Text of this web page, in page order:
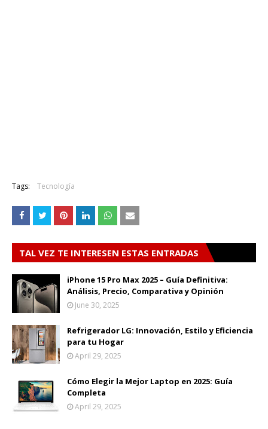
Tags: Tecnología
TAL VEZ TE INTERESEN ESTAS ENTRADAS
iPhone 15 Pro Max 2025 – Guía Definitiva:
Análisis, Precio, Comparativa y Opinión
June 30, 2025
Refrigerador LG: Innovación, Estilo y Eficiencia
para tu Hogar
April 29, 2025
Cómo Elegir la Mejor Laptop en 2025: Guía
Completa
April 29, 2025